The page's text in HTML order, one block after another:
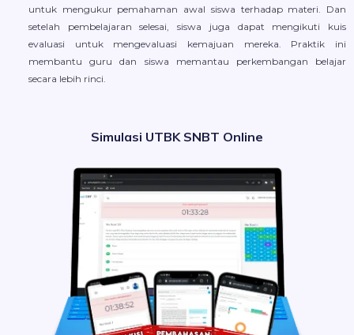
untuk mengukur pemahaman awal siswa terhadap materi. Dan
setelah pembelajaran selesai, siswa juga dapat mengikuti kuis
evaluasi untuk mengevaluasi kemajuan mereka. Praktik ini
membantu guru dan siswa memantau perkembangan belajar
secara lebih rinci.
Simulasi UTBK SNBT Online